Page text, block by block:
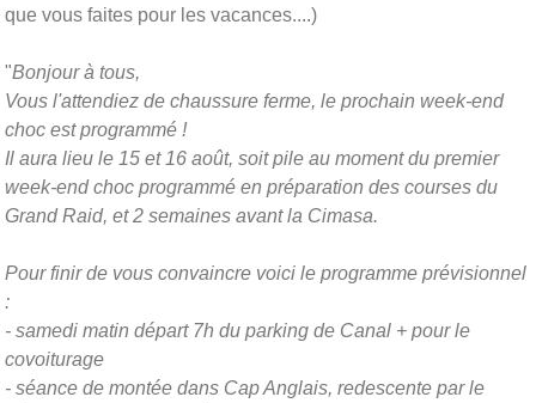
que vous faites pour les vacances....)
"Bonjour à tous,
Vous l'attendiez de chaussure ferme, le prochain week-end
choc est programmé !
Il aura lieu le 15 et 16 août, soit pile au moment du premier
week-end choc programmé en préparation des courses du
Grand Raid, et 2 semaines avant la Cimasa.
Pour finir de vous convaincre voici le programme prévisionnel
:
- samedi matin départ 7h du parking de Canal + pour le
covoiturage
- séance de montée dans Cap Anglais, redescente par le